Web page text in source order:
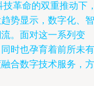
革命的双重推动下
势显示，数字化、智
。面对这一系列变
时也孕育着前所未有
合数字技术服务，方